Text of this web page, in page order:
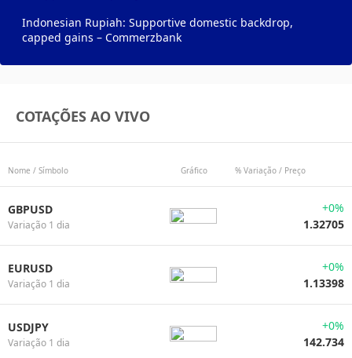
Indonesian Rupiah: Supportive domestic backdrop,
capped gains – Commerzbank
COTAÇÕES AO VIVO
Nome / Símbolo Gráfico % Variação / Preço
GBPUSD
Variação 1 dia
+0%
1.32705
EURUSD
Variação 1 dia
+0%
1.13398
USDJPY
Variação 1 dia
+0%
142.734